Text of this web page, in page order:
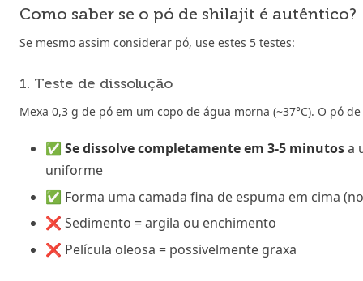
Como saber se o pó de shilajit é autêntico?
Se mesmo assim considerar pó, use estes 5 testes:
1. Teste de dissolução
Mexa 0,3 g de pó em um copo de água morna (~37°C). O pó
✅ Se dissolve completamente em 3-5 minutosa
uniforme
✅ Forma uma camada fina de espuma em cima
❌ Sedimento = argila ou enchimento
❌ Película oleosa = possivelmente graxa